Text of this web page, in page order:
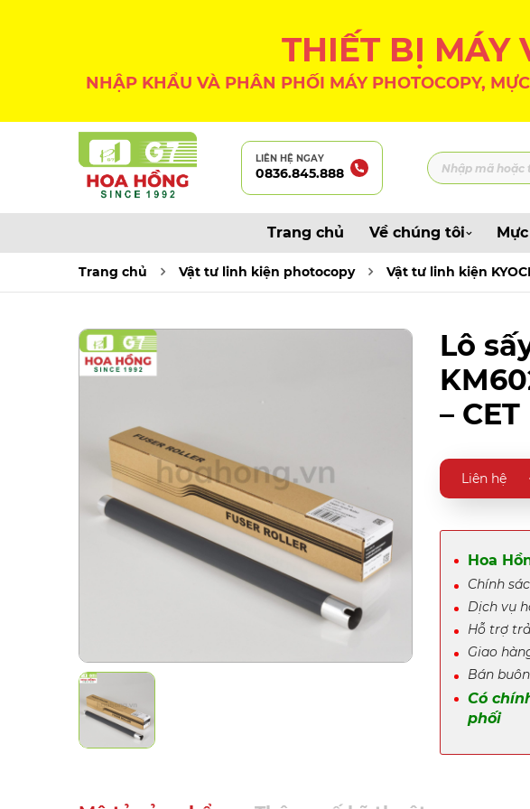
THIẾT BỊ MÁY
NHẬP KHẨU VÀ PHÂN PHỐI MÁY PHOTOCOPY,
LIÊN HỆ NGAY
0836.845.888
Trang chủ Về chúng tôi
Trang chủ Vật tư linh kiện photocopy Vật tư linh kiện
Lô
– CET
Liên hệ
Hoa
Chính
Dịch vụ
Hỗ trợ
Giao
Bán
Có
phối